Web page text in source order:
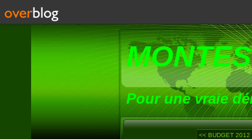
Pour une vraie
<< BUDGET 2012